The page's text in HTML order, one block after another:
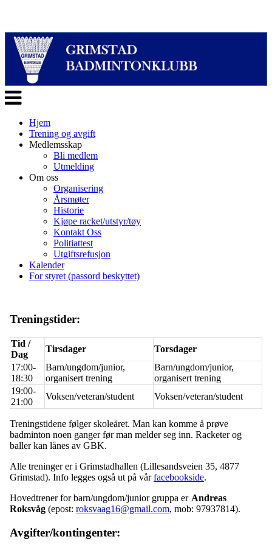
Veksle
navigasjon
Hjem
Trening og avgift
Medlemsskap
Bli medlem
Utmelding
Om oss
Organisering
Årsmøter
Historie
Kjøpe racket/utstyr/tøy
Kontakt Oss
Politiattest
Utgiftsrefusjon
Kalender
For styret (passord beskyttet)
Treningstider:
Tid /
Dag
Tirsdager
Torsdager
17:00-
18:30
Barn/ungdom/junior,
organisert trening
Barn/ungdom/junior,
organisert trening
19:00-
21:00
Voksen/veteran/student Voksen/veteran/student
Treningstidene følger skoleåret. Man kan komme å prøve
badminton noen ganger før man melder seg inn. Racketer og
baller kan lånes av GBK.
Alle treninger er i Grimstadhallen (Lillesandsveien 35, 4877
Grimstad). Info legges også ut på vårfacebookside.
Hovedtrener for barn/ungdom/junior gruppa er Andreas
Roksvåg (epost: roksvaag16@gmail.com, mob: 97937814).
Avgifter/kontingenter: